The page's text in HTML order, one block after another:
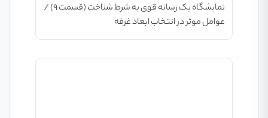
نمایشگاه یک رسانه قوی به شرط شناخت (قسمت ۹) /
عوامل موثر در انتخاب ابعاد غرفه